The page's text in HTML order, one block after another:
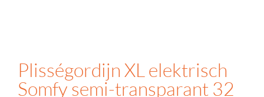
Plisségordijn XL elektrisch
Somfy semi-transparant 32